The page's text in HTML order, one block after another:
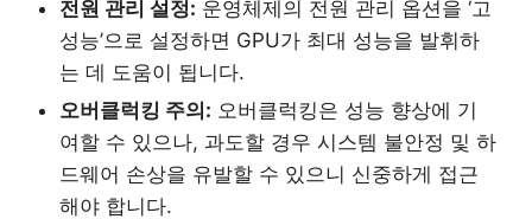
전원 관리 설정: 운영체제의 전원 관리 옵션을 ‘고
성능’으로 설정하면 GPU가 최대 성능을 발휘하
는 데 도움이 됩니다.
오버클럭킹 주의: 오버클럭킹은 성능 향상에 기
여할 수 있으나, 과도할 경우 시스템 불안정 및 하
드웨어 손상을 유발할 수 있으니 신중하게 접근
해야 합니다.